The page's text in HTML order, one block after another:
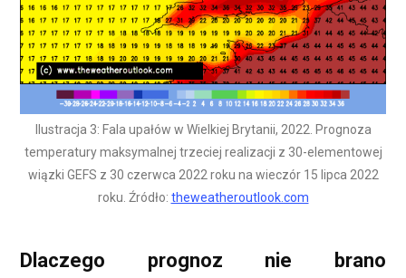
Ilustracja 3: Fala upałów w Wielkiej Brytanii, 2022. Prognoza
temperatury maksymalnej trzeciej realizacji z 30-elementowej
wiązki GEFS z 30 czerwca 2022 roku na wieczór 15 lipca 2022
roku. Źródło: theweatheroutlook.com
Dlaczego prognoz nie brano